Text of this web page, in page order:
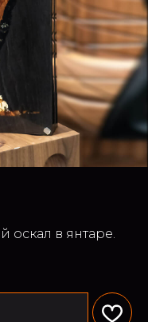
оскал в янтаре.